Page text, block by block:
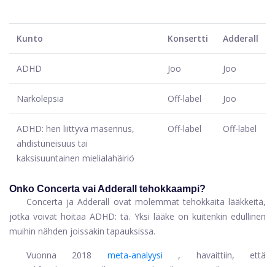
Kunto Konsertti Adderall
ADHD Joo Joo
Narkolepsia Off-label Joo
ADHD: hen liittyvä masennus,
ahdistuneisuus tai
kaksisuuntainen mielialahäiriö
Off-label Off-label
Onko Concerta vai Adderall tehokkaampi?
Concerta ja Adderall ovat molemmat tehokkaita lääkkeitä,
jotka voivat hoitaa ADHD: tä. Yksi lääke on kuitenkin edullinen
muihin nähden joissakin tapauksissa.
Vuonna 2018 meta-analyysi , havaittiin, että